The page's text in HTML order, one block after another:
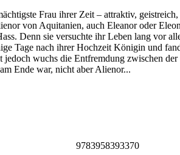
Frau ihrer Zeit – attraktiv,
von Aquitanien, auch Eleanor oder
Denn sie versuchte ihr Leben lang vor
Tage nach ihrer Hochzeit Königin und
jedoch wuchs die Entfremdung zwischen
Ende war, nicht aber Alienor...
9783958393370